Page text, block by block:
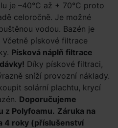
je –40°C až + 70°C proto
celoročně. Je možné
vodou. Bazén je
pískové filtrace
Písková náplň filtrace
Díky pískové filtraci,
sníží provozní náklady.
solární plachtu, krycí
Doporučujeme
z Polyfoamu. Záruka na
4 roky (příslušenství